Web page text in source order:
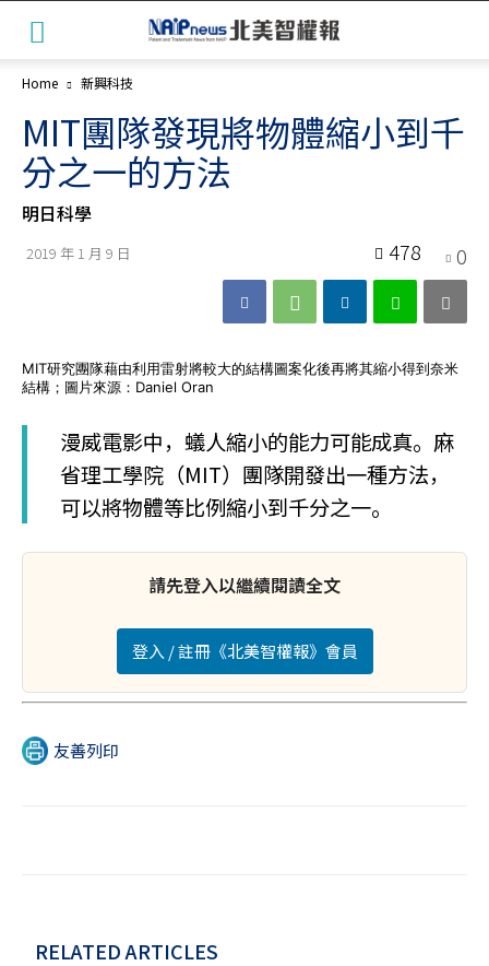
Home 新興科技
MIT團隊發現將物體縮小到千
分之一的方法
明日科學
2019 年 1 月 9 日 0
478
MIT研究團隊藉由利用雷射將較大的結構圖案化後再將其縮小得到奈米
結構；圖片來源：Daniel Oran
漫威電影中，蟻人縮小的能力可能成真。麻
省理工學院（MIT）團隊開發出一種方法，
可以將物體等比例縮小到千分之一。
請先登入以繼續閱讀全文
登入 / 註冊《北美智權報》會員
友善列印
RELATED ARTICLES